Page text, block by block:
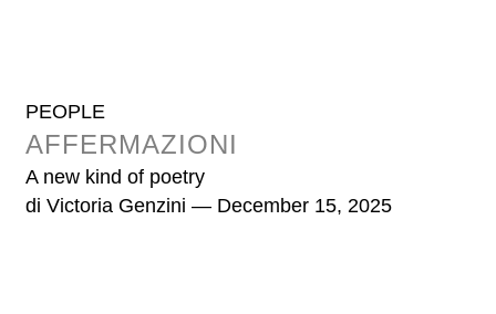
PEOPLE
AFFERMAZIONI
A new kind of poetry
di Victoria Genzini — December 15, 2025